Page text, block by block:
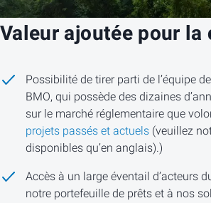
Valeur ajoutée pour
Possibilité de tirer parti de l’équipe
BMO, qui possède des dizaines
sur le marché réglementaire que
projets passés et actuels (veuillez
disponibles qu’en anglais).)
Accès à un large éventail d’acteurs
notre portefeuille de prêts et à nos